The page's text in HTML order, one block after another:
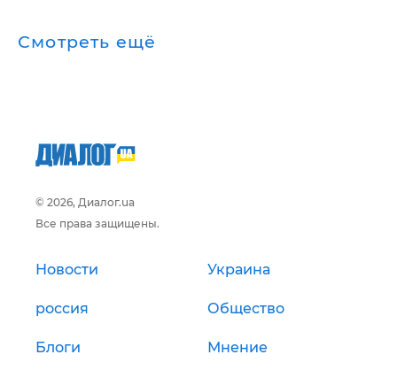
Смотреть ещё
© 2026, Диалог.ua
Все права защищены.
Новости Украина
россия Общество
Блоги Мнение